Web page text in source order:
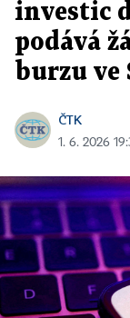
investic
podává
burzu ve
ČTK
1. 6. 2026